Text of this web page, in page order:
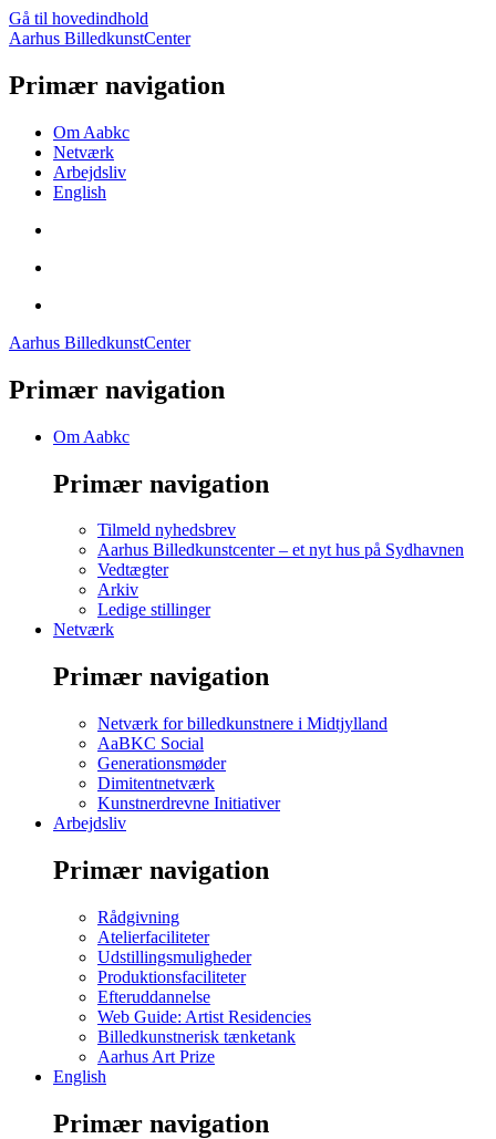
Gå til hovedindhold
Aarhus BilledkunstCenter
Primær navigation
Om Aabkc
Netværk
Arbejdsliv
English
Aarhus BilledkunstCenter
Primær navigation
Om Aabkc
Primær navigation
Tilmeld nyhedsbrev
Aarhus Billedkunstcenter – et nyt hus på Sydhavnen
Vedtægter
Arkiv
Ledige stillinger
Netværk
Primær navigation
Netværk for billedkunstnere i Midtjylland
AaBKC Social
Generationsmøder
Dimitentnetværk
Kunstnerdrevne Initiativer
Arbejdsliv
Primær navigation
Rådgivning
Atelierfaciliteter
Udstillingsmuligheder
Produktionsfaciliteter
Efteruddannelse
Web Guide: Artist Residencies
Billedkunstnerisk tænketank
Aarhus Art Prize
English
Primær navigation